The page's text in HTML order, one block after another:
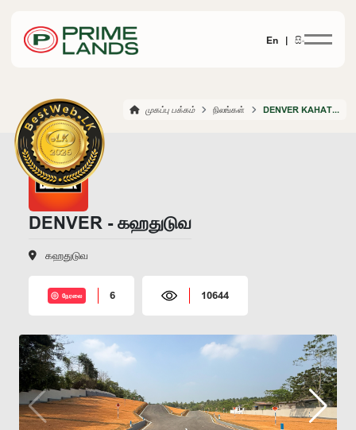
En | සිං
முகப்பு பக்கம் நிலங்கள் DENVER KAHATHUDUWA
DENVER - கஹதுடுவ
கஹதுடுவ
நேரலை 6 10644